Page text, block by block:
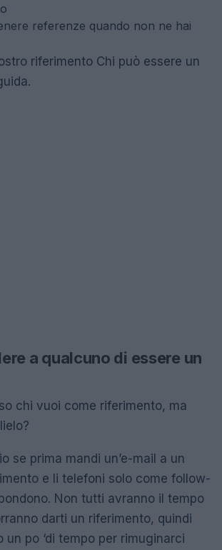
referenze quando non ne hai
riferimento Chi può essere un
a qualcuno di essere un
chi vuoi come riferimento, ma
se prima mandi un’e-mail a un
e li telefoni solo come follow-
Non tutti avranno il tempo
darti un riferimento, quindi
un po ‘di tempo per rimuginarci